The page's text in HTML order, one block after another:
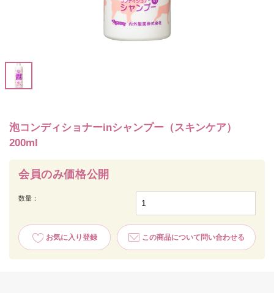
泡コンディショナーinシャンプー（スキンケア）
200ml
会員のみ価格公開
数量：
お気に入り登録 この商品について問い合わせる